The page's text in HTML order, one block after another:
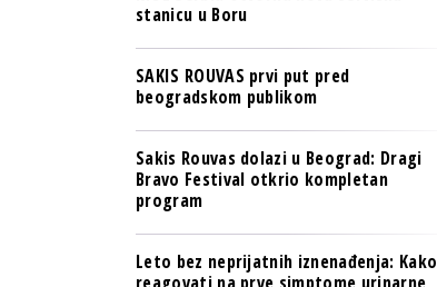
stanicu u Boru
SAKIS ROUVAS prvi put pred
beogradskom publikom
Sakis Rouvas dolazi u Beograd: Dragi
Bravo Festival otkrio kompletan
program
Leto bez neprijatnih iznenađenja: Kako